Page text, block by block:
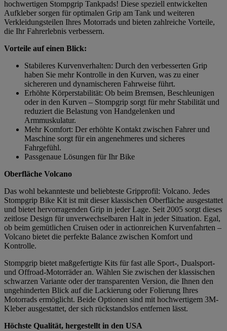
hochwertigen Stompgrip Tankpads! Diese speziell entwickelten
Aufkleber sorgen für optimalen Grip am Tank und weiteren
Verkleidungsteilen Ihres Motorrads und bieten zahlreiche Vorteile,
die Ihr Fahrerlebnis verbessern.
Vorteile auf einen Blick:
Stabileres Kurvenverhalten: Durch den verbesserten Grip
haben Sie mehr Kontrolle in den Kurven, was zu einer
sichereren und dynamischeren Fahrweise führt.
Erhöhte Körperstabilität: Ob beim Bremsen, Beschleunigen
oder in den Kurven – Stompgrip sorgt für mehr Stabilität und
reduziert die Belastung von Handgelenken und
Armmuskulatur.
Mehr Komfort: Der erhöhte Kontakt zwischen Fahrer und
Maschine sorgt für ein angenehmeres und sicheres
Fahrgefühl.
Passgenaue Lösungen für Ihr Bike
Oberfläche Volcano
Das wohl bekannteste und beliebteste Gripprofil: Volcano. Jedes
Stompgrip Bike Kit ist mit dieser klassischen Oberfläche ausgestattet
und bietet hervorragenden Grip in jeder Lage. Seit 2005 sorgt dieses
zeitlose Design für unverwechselbaren Halt in jeder Situation. Egal,
ob beim gemütlichen Cruisen oder in actionreichen Kurvenfahrten –
Volcano bietet die perfekte Balance zwischen Komfort und
Kontrolle.
Stompgrip bietet maßgefertigte Kits für fast alle Sport-, Dualsport-
und Offroad-Motorräder an. Wählen Sie zwischen der klassischen
schwarzen Variante oder der transparenten Version, die Ihnen den
ungehinderten Blick auf die Lackierung oder Folierung Ihres
Motorrads ermöglicht. Beide Optionen sind mit hochwertigem 3M-
Kleber ausgestattet, der sich rückstandslos entfernen lässt.
Höchste Qualität, hergestellt in den USA